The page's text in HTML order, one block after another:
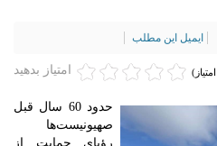
ایمیل این مطلب
امتیاز بدهید
حدود 60 سال قبل
صهیونیست‌ها
رؤیای حمایت از